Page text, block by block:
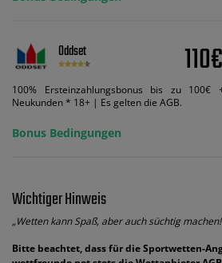
Oddset 110€
100% Ersteinzahlungsbonus bis zu
Neukunden * 18+ | Es gelten die AGB.
Bonus Bedingungen
Wichtiger Hinweis
„Wetten kann Spaß, aber auch süchtig
Bitte beachtet, dass für die Sportwetten-